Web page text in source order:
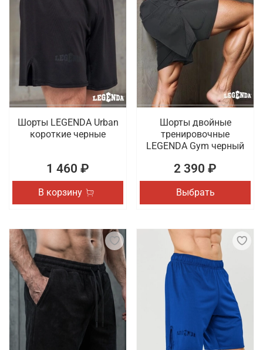
Шорты LEGENDA Urban
короткие черные
1 460 ₽
В корзину
Шорты двойные
тренировочные
LEGENDA Gym черный
2 390 ₽
Выбрать